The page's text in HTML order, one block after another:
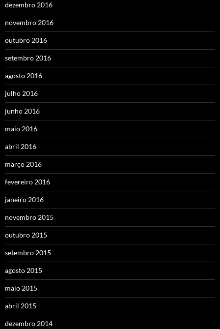
dezembro 2016
novembro 2016
outubro 2016
setembro 2016
agosto 2016
julho 2016
junho 2016
maio 2016
abril 2016
março 2016
fevereiro 2016
janeiro 2016
novembro 2015
outubro 2015
setembro 2015
agosto 2015
maio 2015
abril 2015
dezembro 2014